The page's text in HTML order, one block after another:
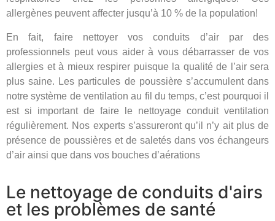
allergènes peuvent affecter jusqu’à 10 % de la population!
En fait, faire nettoyer vos conduits d’air par des
professionnels peut vous aider à vous débarrasser de vos
allergies et à mieux respirer puisque la qualité de l’air sera
plus saine. Les particules de poussière s’accumulent dans
notre système de ventilation au fil du temps, c’est pourquoi il
est si important de faire le nettoyage conduit ventilation
régulièrement. Nos experts s’assureront qu’il n’y ait plus de
présence de poussières et de saletés dans vos échangeurs
d’air ainsi que dans vos bouches d’aérations
Le nettoyage de conduits d'airs
et les problèmes de santé